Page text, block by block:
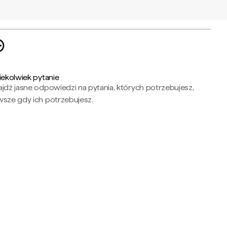
pytanie
jasne odpowiedzi na pytania, których potrzebujesz,
gdy ich potrzebujesz.